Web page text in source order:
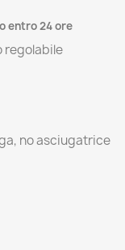
entro 24 ore
regolabile
no asciugatrice